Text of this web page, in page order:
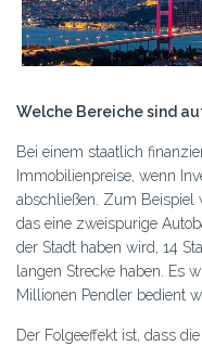
Welche Bereiche sind
Bei einem staatlich
Immobilienpreise, wenn
abschließen. Zum Beispiel
das eine zweispurige
der Stadt haben wird, 14
langen Strecke haben. Es
Millionen Pendler bedient
Der Folgeeffekt ist, dass